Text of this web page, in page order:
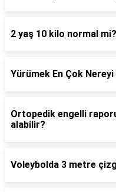
2 yaş 10 kilo normal mi?
Yürümek En Çok Nereyi
Ortopedik engelli
alabilir?
Voleybolda 3 metre